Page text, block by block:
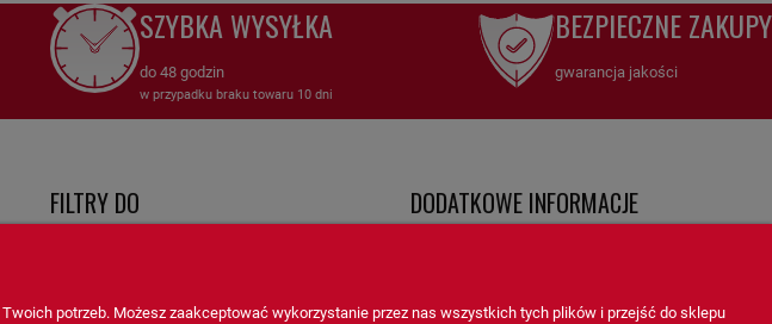
SZYBKA WYSYŁKA
do 48 godzin
w przypadku braku towaru 10 dni
BEZPIECZNE ZAKUPY
gwarancja jakości
FILTRY DO
Filtry do maszyn budowlanych
DODATKOWE INFORMACJE
Ustawienia konta
potrzeb. Możesz zaakceptować wykorzystanie przez nas wszystkich tych plików i przejść do sklepu